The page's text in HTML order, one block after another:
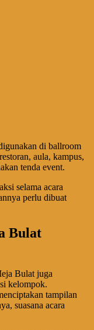
di ballroom
aula, kampus,
tenda event.
selama acara
perlu dibuat
Bulat
Bulat juga
kelompok.
tampilan
suasana acara